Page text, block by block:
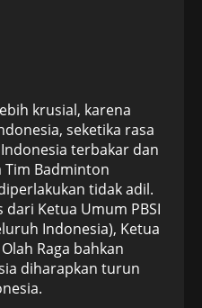
krusial, karena
seketika rasa
terbakar dan
Badminton
tidak adil.
Ketua Umum PBSI
Indonesia), Ketua
Raga bahkan
diharapkan turun